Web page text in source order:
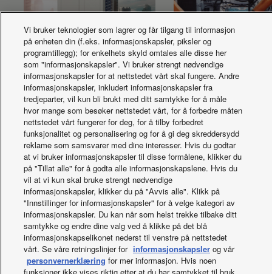
ECOi-W-
varmepumpechiller
Panasonic-
kvalitet
Facebook Instagram Youtube
LinkedIn
Om oss
Kontakt oss Områdekart
Vilkår for bruk
Personvernpolicy
Policy om informasjonskapsler
Data act
Norwegian Transparency Act Statement
Nyheter
Energy labels
Området / Land
Vi bruker teknologier som lagrer og får tilgang til informasjon
på enheten din (f.eks. informasjonskapsler, piksler og
programtillegg); for enkelhets skyld omtales alle disse her
som "informasjonskapsler". Vi bruker strengt nødvendige
informasjonskapsler for at nettstedet vårt skal fungere. Andre
informasjonskapsler, inkludert informasjonskapsler fra
tredjeparter, vil kun bli brukt med ditt samtykke for å måle
hvor mange som besøker nettstedet vårt, for å forbedre måten
nettstedet vårt fungerer for deg, for å tilby forbedret
funksjonalitet og personalisering og for å gi deg skreddersydd
reklame som samsvarer med dine interesser. Hvis du godtar
at vi bruker informasjonskapsler til disse formålene, klikker du
på "Tillat alle" for å godta alle informasjonskapslene. Hvis du
vil at vi kun skal bruke strengt nødvendige
informasjonskapsler, klikker du på "Avvis alle". Klikk på
"Innstillinger for informasjonskapsler" for å velge kategori av
informasjonskapsler. Du kan når som helst trekke tilbake ditt
samtykke og endre dine valg ved å klikke på det blå
informasjonskapselikonet nederst til venstre på nettstedet
vårt. Se våre retningslinjer for informasjonskapsler og vår
personvernerklæring for mer informasjon. Hvis noen